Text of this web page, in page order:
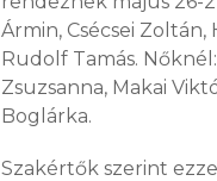
Ármin, Csécsei
Rudolf Tamás.
Zsuzsanna, Makai
Boglárka.
Szakértők szerint